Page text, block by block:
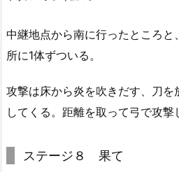
中継地点から南に行ったところと
所に1体ずついる。
攻撃は床から炎を吹きだす、刀を
してくる。距離を取って弓で攻撃
ステージ８ 果て